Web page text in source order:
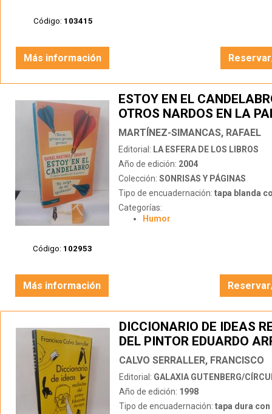
Código: 103415
Más información
Código: 102953
ESTOY EN EL
OTROS NARDOS EN LA
MARTÍNEZ-SIMANCAS, RAFAEL
Editorial: LA ESFERA DE LOS LIBROS
Año de edición: 2004
Colección: SONRISAS Y PÁGINAS
Tipo de encuadernación: tapa blanda
Categorías:
Humor
Más información
DICCIONARIO DE IDEAS
DEL PINTOR EDUARDO
CALVO SERRALLER, FRANCISCO
Editorial: GALAXIA GUTENBERG/CÍRCULO
Año de edición: 1998
Tipo de encuadernación: tapa dura con